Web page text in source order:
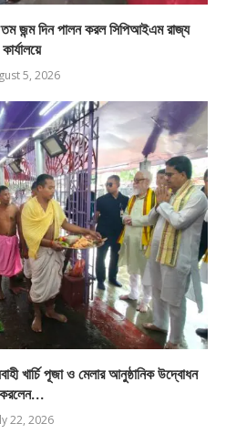
জন্ম দিন পালন করল সিপিআইএম রাজ্য
কার্যালয়ে
5, 2026
খার্চি পূজা ও মেলার আনুষ্ঠানিক উদ্বোধন
করলেন...
22, 2026